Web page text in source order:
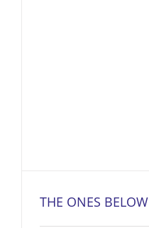
THE ONES BELOW